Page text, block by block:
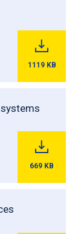
1119 KB
669 KB